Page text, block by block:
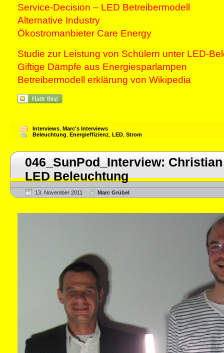
Service-Decision – LED Betreibermodell
Alternative Industry
Ökostromanbieter Care Energy
Studie zur Leistung von Schülern unter LED-
Giftige Dämpfe aus Energiesparlampen
Betreibermodell erklärung von Wikipedia
Interviews Marc's Interviews
Beleuchtung Energieffizienz LED Strom
046_SunPod_Interview:
LED Beleuchtung
13. November 2011 Marc Grübel